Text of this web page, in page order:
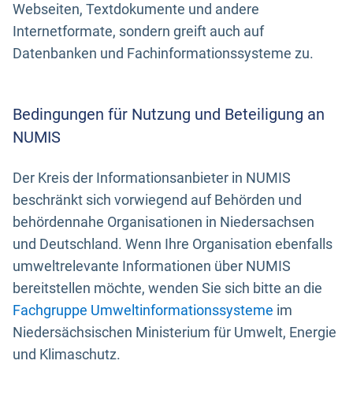
Webseiten, Textdokumente und andere
Internetformate, sondern greift auch auf
Datenbanken und Fachinformationssysteme zu.
Bedingungen für Nutzung und Beteiligung an
NUMIS
Der Kreis der Informationsanbieter in NUMIS
beschränkt sich vorwiegend auf Behörden und
behördennahe Organisationen in Niedersachsen
und Deutschland. Wenn Ihre Organisation ebenfalls
umweltrelevante Informationen über NUMIS
bereitstellen möchte, wenden Sie sich bitte an die
Fachgruppe Umweltinformationssysteme im
Niedersächsischen Ministerium für Umwelt, Energie
und Klimaschutz.